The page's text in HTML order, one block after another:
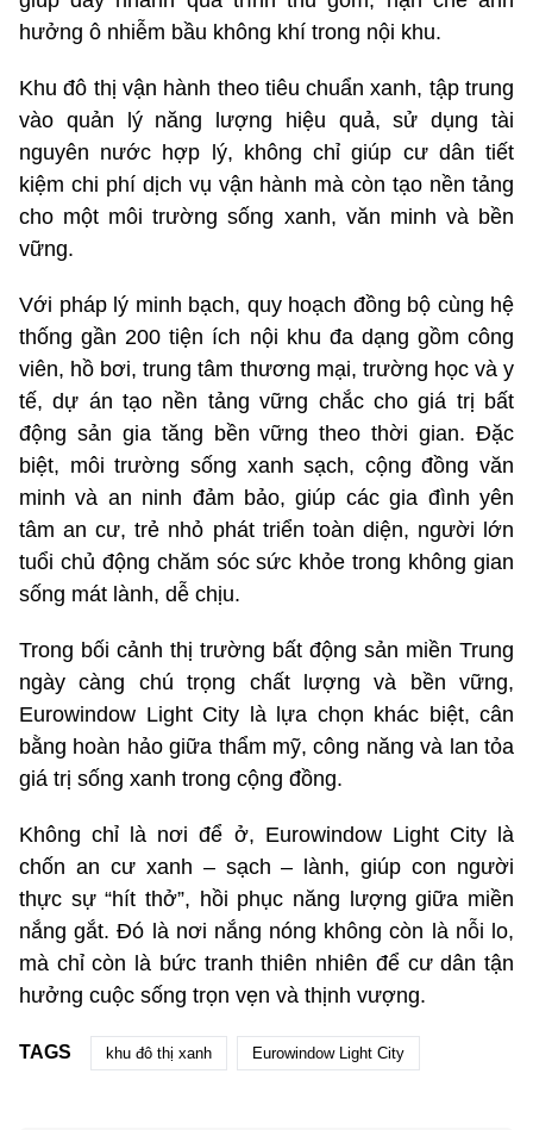
hưởng ô nhiễm bầu không khí trong nội khu.
Khu đô thị vận hành theo tiêu chuẩn xanh, tập trung
vào quản lý năng lượng hiệu quả, sử dụng tài
nguyên nước hợp lý, không chỉ giúp cư dân tiết
kiệm chi phí dịch vụ vận hành mà còn tạo nền tảng
cho một môi trường sống xanh, văn minh và bền
vững.
Với pháp lý minh bạch, quy hoạch đồng bộ cùng hệ
thống gần 200 tiện ích nội khu đa dạng gồm công
viên, hồ bơi, trung tâm thương mại, trường học và y
tế, dự án tạo nền tảng vững chắc cho giá trị bất
động sản gia tăng bền vững theo thời gian. Đặc
biệt, môi trường sống xanh sạch, cộng đồng văn
minh và an ninh đảm bảo, giúp các gia đình yên
tâm an cư, trẻ nhỏ phát triển toàn diện, người lớn
tuổi chủ động chăm sóc sức khỏe trong không gian
sống mát lành, dễ chịu.
Trong bối cảnh thị trường bất động sản miền Trung
ngày càng chú trọng chất lượng và bền vững,
Eurowindow Light City là lựa chọn khác biệt, cân
bằng hoàn hảo giữa thẩm mỹ, công năng và lan tỏa
giá trị sống xanh trong cộng đồng.
Không chỉ là nơi để ở, Eurowindow Light City là
chốn an cư xanh – sạch – lành, giúp con người
thực sự “hít thở”, hồi phục năng lượng giữa miền
nắng gắt. Đó là nơi nắng nóng không còn là nỗi lo,
mà chỉ còn là bức tranh thiên nhiên để cư dân tận
hưởng cuộc sống trọn vẹn và thịnh vượng.
TAGS khu đô thị xanh Eurowindow Light City